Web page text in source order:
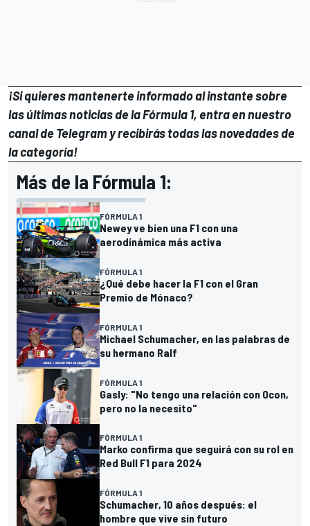
¡Si quieres mantenerte informado al instante sobre
las últimas noticias de la Fórmula 1, entra ennuestro
canal de Telegramy recibirás todas las novedades de
la categoría!
Más de la Fórmula 1:
FÓRMULA 1
Newey ve bien una F1 con una
aerodinámica más activa
FÓRMULA 1
¿Qué debe hacer la F1 con el Gran
Premio de Mónaco?
FÓRMULA 1
Michael Schumacher, en las palabras de
su hermano Ralf
FÓRMULA 1
Gasly: "No tengo una relación con Ocon,
pero no la necesito"
FÓRMULA 1
Marko confirma que seguirá con su rol en
Red Bull F1 para 2024
FÓRMULA 1
Schumacher, 10 años después: el
hombre que vive sin futuro